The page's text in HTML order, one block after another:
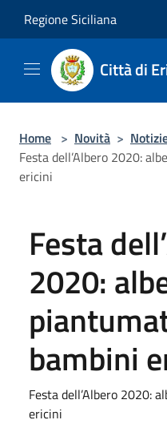
Regione Siciliana
Città di
Home > Novità >
Festa dell’Albero 2020:
ericini
Festa
2020:
bambini
Festa dell’Albero 2020:
ericini